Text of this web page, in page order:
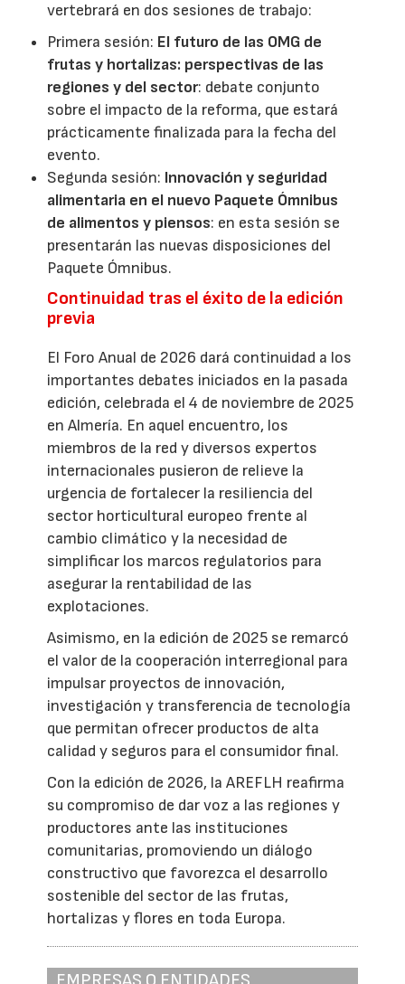
vertebrará en dos sesiones de trabajo:
Primera sesión: El futuro de las OMG de
frutas y hortalizas: perspectivas de las
regiones y del sector: debate conjunto
sobre el impacto de la reforma, que estará
prácticamente finalizada para la fecha del
evento.
Segunda sesión: Innovación y seguridad
alimentaria en el nuevo Paquete Ómnibus
de alimentos y piensos: en esta sesión se
presentarán las nuevas disposiciones del
Paquete Ómnibus.
Continuidad tras el éxito de la edición
previa
El Foro Anual de 2026 dará continuidad a los
importantes debates iniciados en la pasada
edición, celebrada el 4 de noviembre de 2025
en Almería. En aquel encuentro, los
miembros de la red y diversos expertos
internacionales pusieron de relieve la
urgencia de fortalecer la resiliencia del
sector horticultural europeo frente al
cambio climático y la necesidad de
simplificar los marcos regulatorios para
asegurar la rentabilidad de las
explotaciones.
Asimismo, en la edición de 2025 se remarcó
el valor de la cooperación interregional para
impulsar proyectos de innovación,
investigación y transferencia de tecnología
que permitan ofrecer productos de alta
calidad y seguros para el consumidor final.
Con la edición de 2026, la AREFLH reafirma
su compromiso de dar voz a las regiones y
productores ante las instituciones
comunitarias, promoviendo un diálogo
constructivo que favorezca el desarrollo
sostenible del sector de las frutas,
hortalizas y flores en toda Europa.